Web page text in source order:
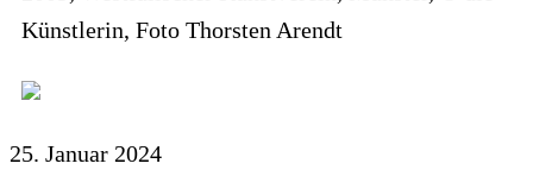
Künstlerin, Foto Thorsten Arendt
25. Januar 2024